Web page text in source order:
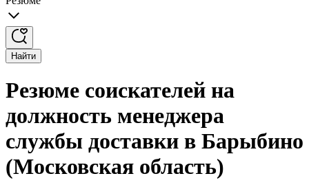
Найти
Резюме соискателей на
должность менеджера
службы доставки в Барыбино
(Московская область)